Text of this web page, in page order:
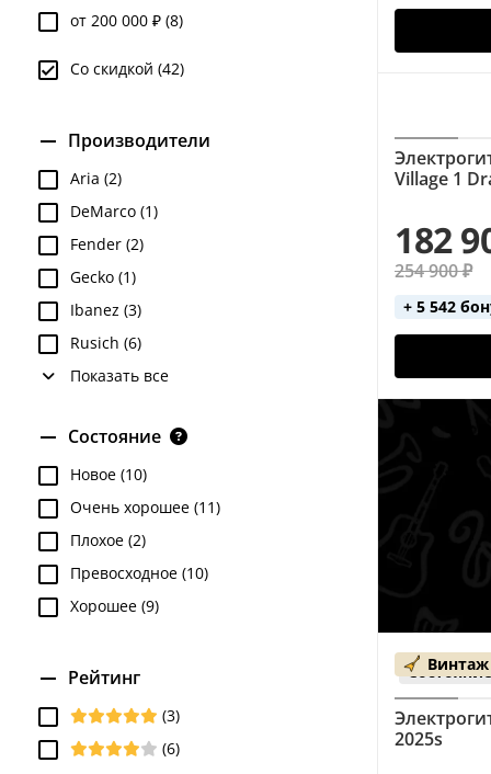
от 200 000 ₽ (8)
Со скидкой (42)
Производители
Aria (2)
DeMarco (1)
Fender (2)
Gecko (1)
Ibanez (3)
Rusich (6)
Показать все
Состояние
Новое (10)
Очень хорошее (11)
Плохое (2)
Превосходное (10)
Хорошее (9)
Рейтинг
(3)
(6)
Village 1
182
254 900 ₽
+ 5 542
Винтаж
2025s